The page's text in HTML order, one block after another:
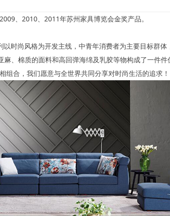
、2010、2011年苏州家具博览会金奖产品。
时尚风格为开发主线，中青年消费者为主要目标群
、棉质的面料和高回弹海绵及乳胶等物构成了一件
合，我们愿意与全世界共同分享对时尚生活的追求！